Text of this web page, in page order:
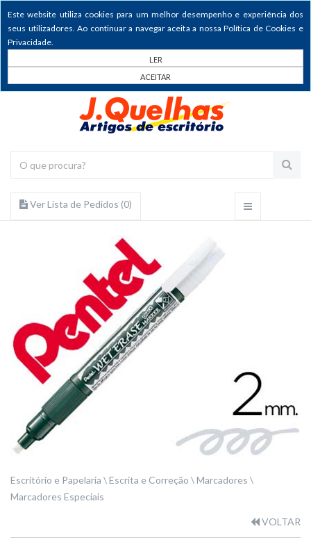
Este website utiliza cookies para um melhor desempenho e experiência dos
seus utilizadores. Ao continuar a navegar aceita a nossa Política de Cookies e
Privacidade.
LER
ACEITAR
Ver Lista de Pedidos (0)
Escritório e Papelaria Escrita e Correção
Marcadores
Marcadores Especiais
VOLTAR